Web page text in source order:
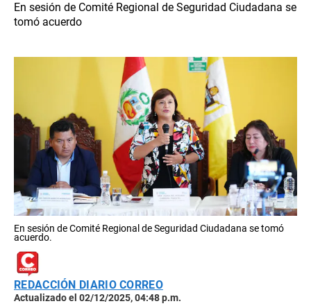
En sesión de Comité Regional de Seguridad Ciudadana se
tomó acuerdo
En sesión de Comité Regional de Seguridad Ciudadana se tomó
acuerdo.
REDACCIÓN DIARIO CORREO
Actualizado el 02/12/2025, 04:48 p.m.